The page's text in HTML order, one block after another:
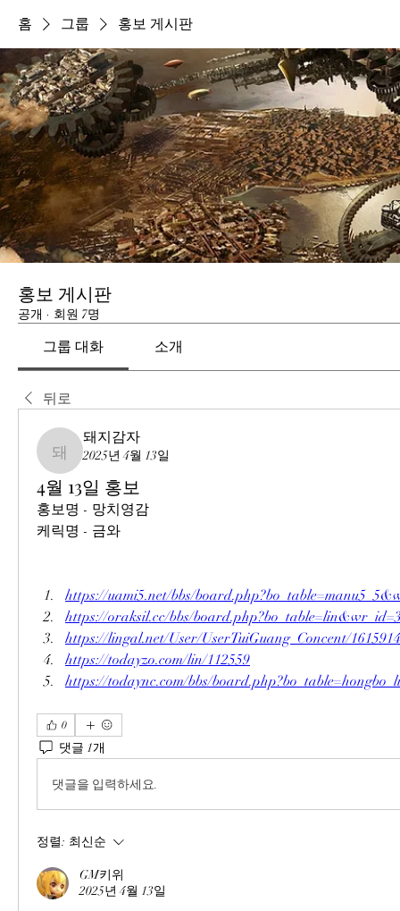
홈 그룹 홍보 게시판
홍보 게시판
공개 · 회원 7명
그룹 대화 소개
뒤로
돼지감자
돼지감자
2025년 4월 13일
4월 13일 홍보
홍보명 - 망치영감
케릭명 - 금와
https://uami5.net/bbs/
https://oraksil.cc/bbs/
https://lingal.net/User/UserTuiGuang_Concent/1615914
https://todayzo.com/lin/112559
https://todaync.com/bbs/
0
댓글 1개
댓글을 입력하세요.
정렬: 최신순
GM키위
2025년 4월 13일